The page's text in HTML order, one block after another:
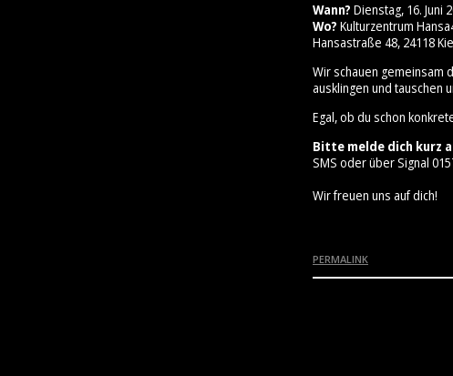
Wann? Dienstag, 16. Juni
Wo? Kulturzentrum
Hansastraße 48, 24118
Wir schauen gemeinsam
ausklingen und tauschen
Egal, ob du schon
Bitte melde dich kurz
SMS oder über Signal
Wir freuen uns auf dich!
PERMALINK